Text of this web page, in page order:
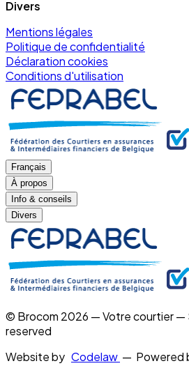
Divers
Mentions légales
Politique de confidentialité
Déclaration cookies
Conditions d'utilisation
Français
À propos
Info & conseils
Divers
© Brocom 2026 — Votre courtier —
reserved
Website by Codelaw — Powered